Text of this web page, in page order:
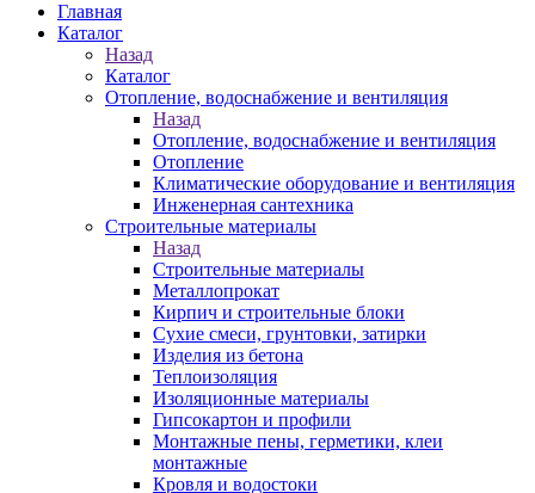
Главная
Каталог
Назад
Каталог
Отопление, водоснабжение и вентиляция
Назад
Отопление, водоснабжение и вентиляция
Отопление
Климатические оборудование и вентиляция
Инженерная сантехника
Строительные материалы
Назад
Строительные материалы
Металлопрокат
Кирпич и строительные блоки
Сухие смеси, грунтовки, затирки
Изделия из бетона
Теплоизоляция
Изоляционные материалы
Гипсокартон и профили
Монтажные пены, герметики, клеи
монтажные
Кровля и водостоки